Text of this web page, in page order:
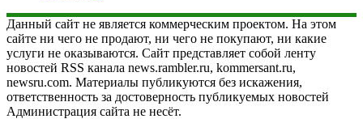
Данный сайт не является коммерческим проектом. На этом
сайте ни чего не продают, ни чего не покупают, ни какие
услуги не оказываются. Сайт представляет собой ленту
новостей RSS канала news.rambler.ru, kommersant.ru,
newsru.com. Материалы публикуются без искажения,
ответственность за достоверность публикуемых новостей
Администрация сайта не несёт.